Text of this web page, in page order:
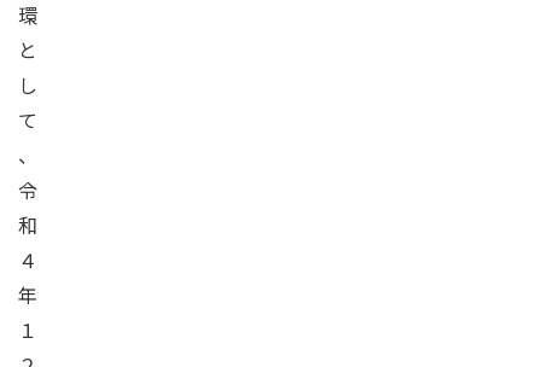
環
と
し
て
、
令
和
４
年
１